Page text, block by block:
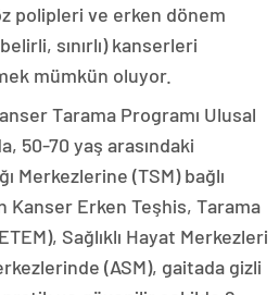
polipleri ve erken dönem
sınırlı) kanserleri
mümkün oluyor.
Tarama Programı Ulusal
50-70 yaş arasındaki
Merkezlerine (TSM) bağlı
Erken Teşhis, Tarama
Sağlıklı Hayat Merkezleri
(ASM), gaitada gizli